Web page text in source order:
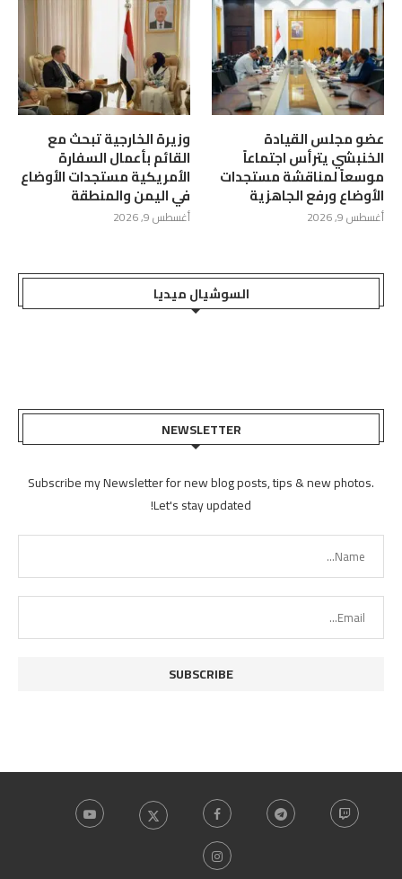
عضو مجلس القيادة
الخنبشي يترأس اجتماعاً
موسعاً لمناقشة مستجدات
الأوضاع ورفع الجاهزية
أغسطس 9, 2026
وزيرة الخارجية تبحث مع
القائم بأعمال السفارة
الأمريكية مستجدات الأوضاع
في اليمن والمنطقة
أغسطس 9, 2026
السوشيال ميديا
NEWSLETTER
Subscribe my Newsletter for new blog posts, tips & new photos.
Let's stay updated!